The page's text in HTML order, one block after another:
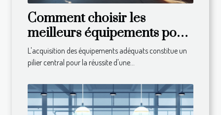
Comment choisir les
meilleurs équipements pour
votre exploitation agricole
L'acquisition des équipements adéquats constitue un
pilier central pour la réussite d'une...